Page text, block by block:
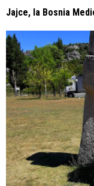
Jajce, la Bosnia